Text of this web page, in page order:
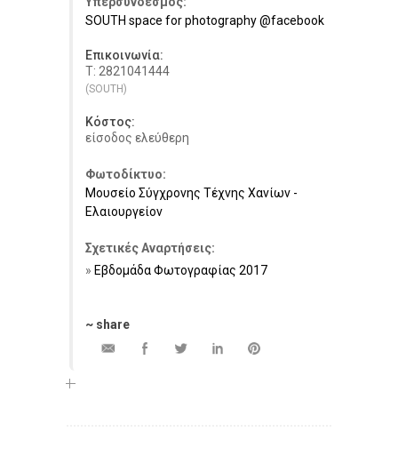
SOUTH space for photography @facebook
Επικοινωνία:
Τ: 2821041444
(SOUTH)
Κόστος:
είσοδος ελεύθερη
Φωτοδίκτυο:
Μουσείο Σύγχρονης Τέχνης Χανίων -
Ελαιουργείον
Σχετικές Αναρτήσεις:
Εβδομάδα Φωτογραφίας 2017
~ share